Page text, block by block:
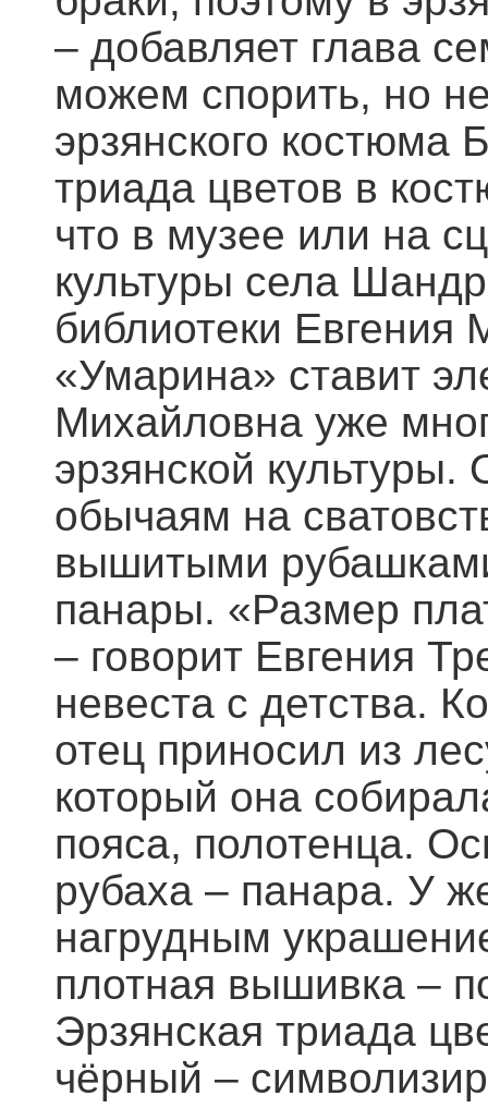
– добавляет глава
можем спорить, но
эрзянского костюма
триада цветов в
что в музее или на
культуры села
библиотеки
«Умарина» ставит
Михайловна уже
эрзянской культуры.
обычаям на
вышитыми
панары. «Размер
– говорит Евгения
невеста с детства.
отец приносил из
который она
пояса, полотенца.
рубаха – панара. У
нагрудным
плотная вышивка –
Эрзянская триада
чёрный –